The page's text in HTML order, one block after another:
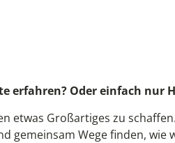
erfahren? Oder einfach nur
etwas Großartiges zu
gemeinsam Wege finden, wie